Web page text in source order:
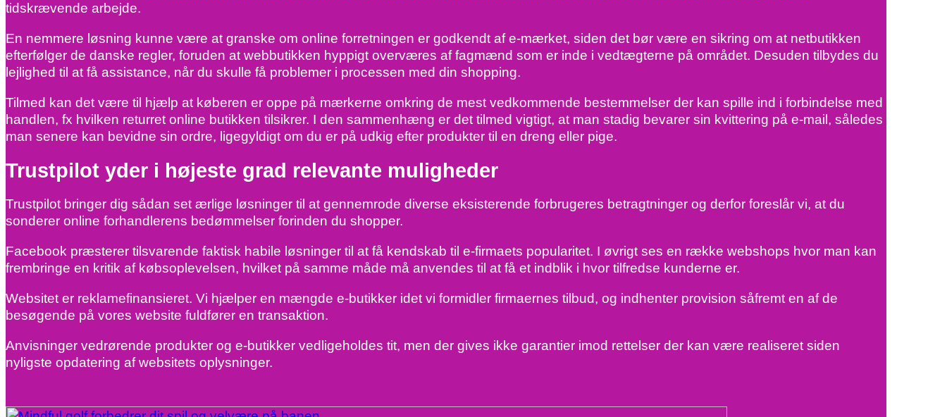
tidskrævende arbejde.
En nemmere løsning kunne være at granske om online forretningen er godkendt af e-mærket, siden det bør være en sikring om at netbutikken
efterfølger de danske regler, foruden at webbutikken hyppigt overværes af fagmænd som er inde i vedtægterne på området. Desuden tilbydes du
lejlighed til at få assistance, når du skulle få problemer i processen med din shopping.
Tilmed kan det være til hjælp at køberen er oppe på mærkerne omkring de mest vedkommende bestemmelser der kan spille ind i forbindelse med
handlen, fx hvilken returret online butikken tilsikrer. I den sammenhæng er det tilmed vigtigt, at man stadig bevarer sin kvittering på e-mail, således
man senere kan bevidne sin ordre, ligegyldigt om du er på udkig efter produkter til en dreng eller pige.
Trustpilot yder i højeste grad relevante muligheder
Trustpilot bringer dig sådan set ærlige løsninger til at gennemrode diverse eksisterende forbrugeres betragtninger og derfor foreslår vi, at du
sonderer online forhandlerens bedømmelser forinden du shopper.
Facebook præsterer tilsvarende faktisk habile løsninger til at få kendskab til e-firmaets popularitet. I øvrigt ses en række webshops hvor man kan
frembringe en kritik af købsoplevelsen, hvilket på samme måde må anvendes til at få et indblik i hvor tilfredse kunderne er.
Websitet er reklamefinansieret. Vi hjælper en mængde e-butikker idet vi formidler firmaernes tilbud, og indhenter provision såfremt en af de
besøgende på vores website fuldfører en transaktion.
Anvisninger vedrørende produkter og e-butikker vedligeholdes tit, men der gives ikke garantier imod rettelser der kan være realiseret siden
nyligste opdatering af websitets oplysninger.